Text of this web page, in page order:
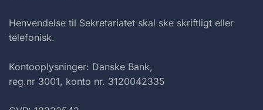
Henvendelse til Sekretariatet skal ske skriftligt eller
telefonisk.
Kontooplysninger: Danske Bank,
reg.nr 3001, konto nr. 3120042335